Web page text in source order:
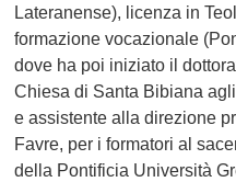
Lateranense), licenza in
formazione vocazionale
dove ha poi iniziato il
Chiesa di Santa Bibiana
e assistente alla direzione
Favre, per i formatori al
della Pontificia Università